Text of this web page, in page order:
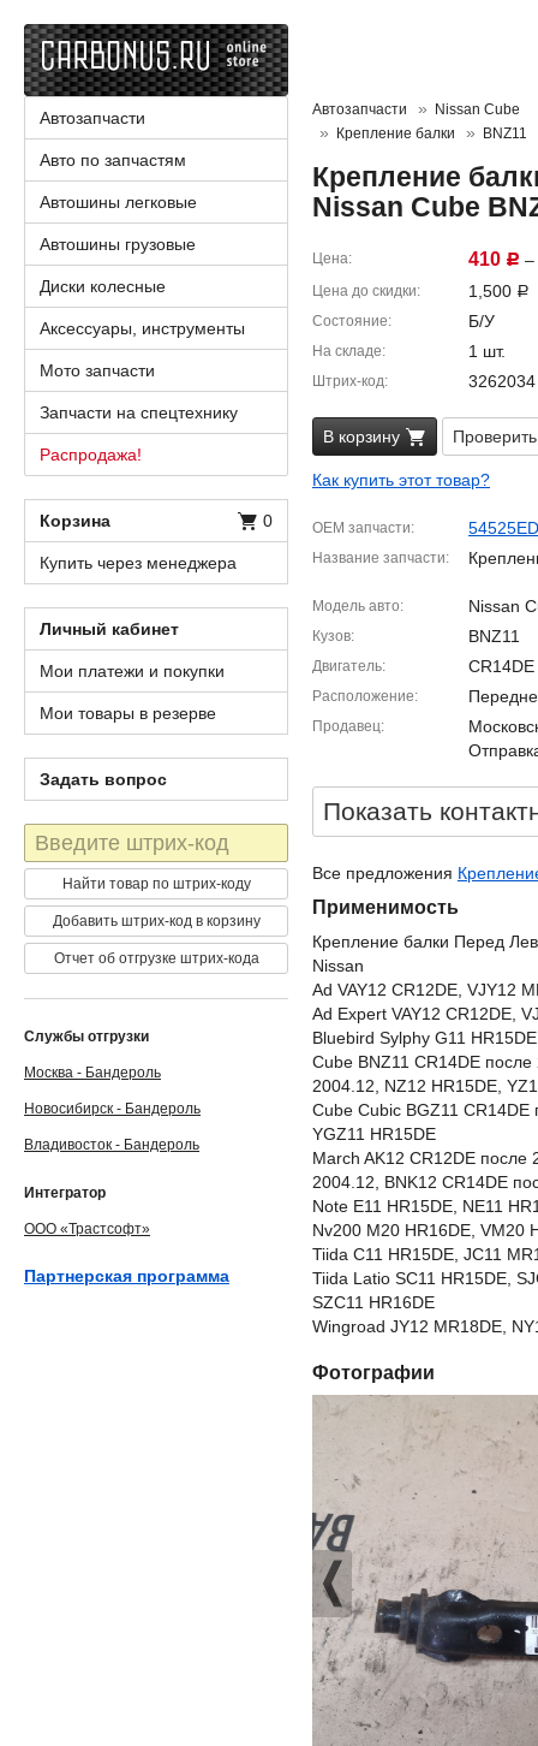
Автозапчасти
Nissan Cube
Крепление балки
BNZ11
Крепление
Nissan Cube
Цена 410 Р –
Цена до скидки 1,500 Р
Состояние Б/У
На складе 1 шт.
Штрих-код 3262034
В корзину
Как купить этот товар?
OEM запчасти
Название запчасти
Модель авто Nissan
Кузов BNZ11
Двигатель CR14DE
Расположение
Продавец
Показать
Все предложения
Применимость
Крепление балки Перед Лев
Nissan
Ad VAY12 CR12DE, VJY12
Ad Expert VAY12 CR12DE,
Bluebird Sylphy G11
Cube BNZ11 CR14DE
2004.12, NZ12 HR15DE,
Cube Cubic BGZ11
YGZ11 HR15DE
March AK12 CR12DE после
2004.12, BNK12 CR14DE
Note E11 HR15DE, NE11
Nv200 M20 HR16DE, VM20
Tiida C11 HR15DE, JC11
Tiida Latio SC11 HR15DE,
SZC11 HR16DE
Wingroad JY12 MR18DE,
Фотографии
Автозапчасти
Авто по запчастям
Автошины легковые
Автошины грузовые
Диски колесные
Аксессуары, инструменты
Мото запчасти
Запчасти на спецтехнику
Распродажа!
Корзина 0
Купить через менеджера
Личный кабинет
Мои платежи и покупки
Мои товары в резерве
Задать вопрос
Штрих-
код
Найти товар по штрих-коду
Добавить штрих-код в корзину
Отчет об отгрузке штрих-кода
Службы отгрузки
Москва - Бандероль
Новосибирск - Бандероль
Владивосток - Бандероль
Интегратор
ООО «Трастсофт»
Партнерская программа